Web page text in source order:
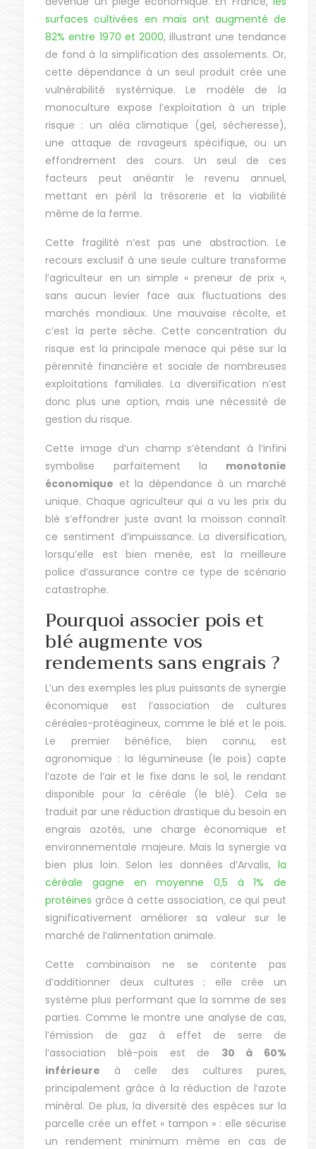
surfaces cultivées en maïs ont augmenté de
82% entre 1970 et 2000, illustrant une tendance
de fond à la simplification des assolements. Or,
cette dépendance à un seul produit crée une
vulnérabilité systémique. Le modèle de la
monoculture expose l’exploitation à un triple
risque : un aléa climatique (gel, sécheresse),
une attaque de ravageurs spécifique, ou un
effondrement des cours. Un seul de ces
facteurs peut anéantir le revenu annuel,
mettant en péril la trésorerie et la viabilité
même de la ferme.
Cette fragilité n’est pas une abstraction. Le
recours exclusif à une seule culture transforme
l’agriculteur en un simple « preneur de prix »,
sans aucun levier face aux fluctuations des
marchés mondiaux. Une mauvaise récolte, et
c’est la perte sèche. Cette concentration du
risque est la principale menace qui pèse sur la
pérennité financière et sociale de nombreuses
exploitations familiales. La diversification n’est
donc plus une option, mais une nécessité de
gestion du risque.
Cette image d’un champ s’étendant à l’infini
symbolise parfaitement la monotonie
économique et la dépendance à un marché
unique. Chaque agriculteur qui a vu les prix du
blé s’effondrer juste avant la moisson connaît
ce sentiment d’impuissance. La diversification,
lorsqu’elle est bien menée, est la meilleure
police d’assurance contre ce type de scénario
catastrophe.
Pourquoi associer pois et
blé augmente vos
rendements sans engrais ?
L’un des exemples les plus puissants de synergie
économique est l’association de cultures
céréales-protéagineux, comme le blé et le pois.
Le premier bénéfice, bien connu, est
agronomique : la légumineuse (le pois) capte
l’azote de l’air et le fixe dans le sol, le rendant
disponible pour la céréale (le blé). Cela se
traduit par une réduction drastique du besoin en
engrais azotés, une charge économique et
environnementale majeure. Mais la synergie va
bien plus loin. Selon les données d’Arvalis, la
céréale gagne en moyenne 0,5 à 1% de
protéines grâce à cette association, ce qui peut
significativement améliorer sa valeur sur le
marché de l’alimentation animale.
Cette combinaison ne se contente pas
d’additionner deux cultures ; elle crée un
système plus performant que la somme de ses
parties. Comme le montre une analyse de cas,
l’émission de gaz à effet de serre de
l’association blé-pois est de 30 à 60%
inférieure à celle des cultures pures,
principalement grâce à la réduction de l’azote
minéral. De plus, la diversité des espèces sur la
parcelle crée un effet « tampon » : elle sécurise
un rendement minimum même en cas de